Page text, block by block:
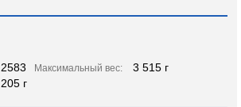
2583 Максимальный вес: 3 515 г
205 г